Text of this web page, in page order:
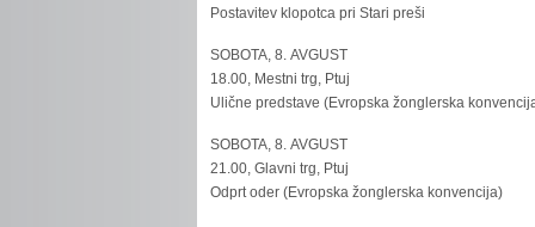
Postavitev klopotca pri Stari preši
SOBOTA, 8. AVGUST
18.00, Mestni trg, Ptuj
Ulične predstave (Evropska žonglerska
SOBOTA, 8. AVGUST
21.00, Glavni trg, Ptuj
Odprt oder (Evropska žonglerska konvencija)